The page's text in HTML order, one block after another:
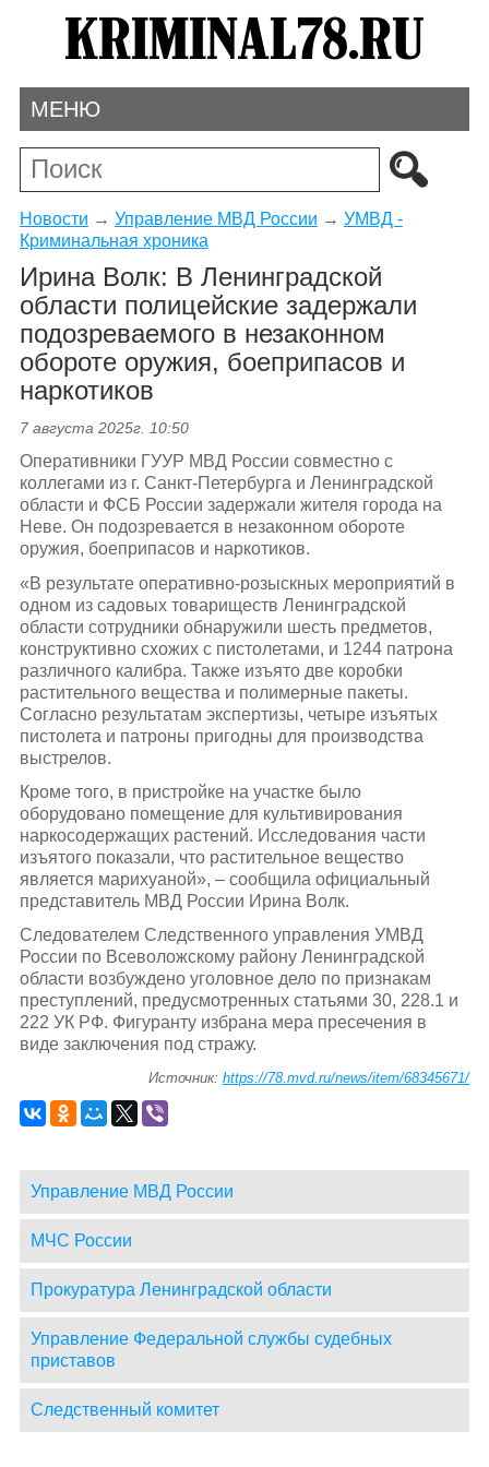
МЕНЮ
Новости → Управление МВД России → УМВД -
Криминальная хроника
Ирина Волк: В Ленинградской
области полицейские задержали
подозреваемого в незаконном
обороте оружия, боеприпасов и
наркотиков
7 августа 2025г. 10:50
Оперативники ГУУР МВД России совместно с
коллегами из г. Санкт-Петербурга и Ленинградской
области и ФСБ России задержали жителя города на
Неве. Он подозревается в незаконном обороте
оружия, боеприпасов и наркотиков.
«В результате оперативно-розыскных мероприятий в
одном из садовых товариществ Ленинградской
области сотрудники обнаружили шесть предметов,
конструктивно схожих с пистолетами, и 1244 патрона
различного калибра. Также изъято две коробки
растительного вещества и полимерные пакеты.
Согласно результатам экспертизы, четыре изъятых
пистолета и патроны пригодны для производства
выстрелов.
Кроме того, в пристройке на участке было
оборудовано помещение для культивирования
наркосодержащих растений. Исследования части
изъятого показали, что растительное вещество
является марихуаной», – сообщила официальный
представитель МВД России Ирина Волк.
Следователем Следственного управления УМВД
России по Всеволожскому району Ленинградской
области возбуждено уголовное дело по признакам
преступлений, предусмотренных статьями 30, 228.1 и
222 УК РФ. Фигуранту избрана мера пресечения в
виде заключения под стражу.
Источник:https://78.mvd.ru/news/item/68345671/
Управление МВД России
МЧС России
Прокуратура Ленинградской области
Управление Федеральной службы судебных
приставов
Следственный комитет